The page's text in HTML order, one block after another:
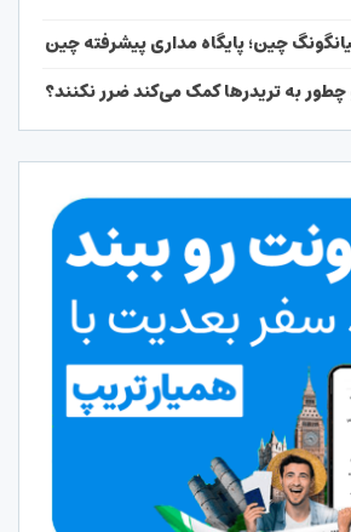
چین؛ پایگاه مداری پیشرفته چین
به تریدرها کمک می‌کند ضرر نکنند؟